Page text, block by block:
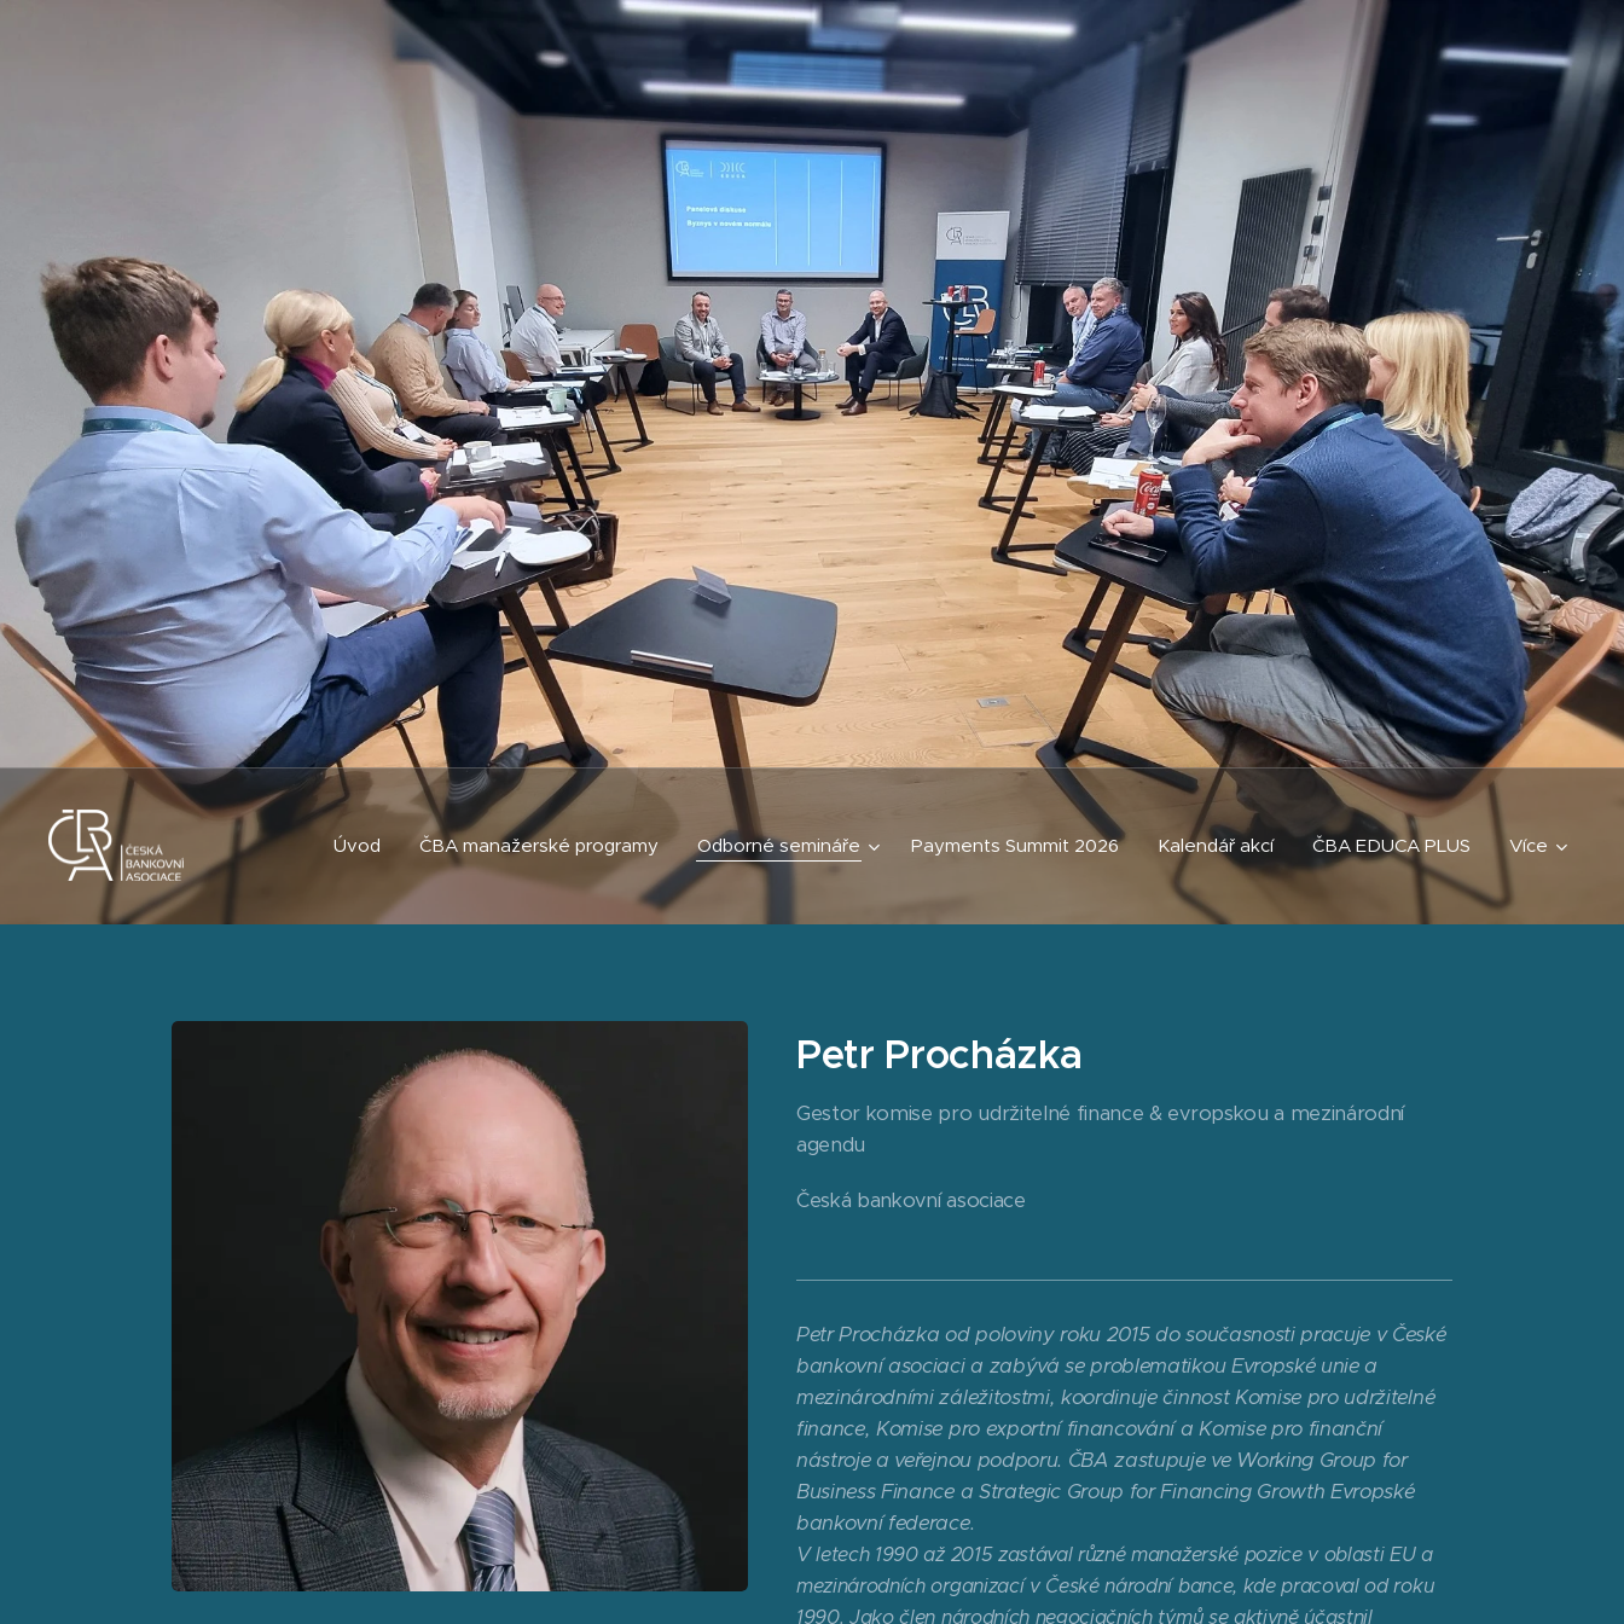
Úvod ČBA manažerské programy Odborné semináře Payments Summit 2026 Kalendář akcí ČBA EDUCA PLUS Více
Petr Procházka
Gestor komise pro udržitelné finance & evropskou a mezinárodní
agendu
Česká bankovní asociace
Petr Procházka od poloviny roku 2015 do současnosti pracuje v České
bankovní asociaci a zabývá se problematikou Evropské unie a
mezinárodními záležitostmi, koordinuje činnost Komise pro udržitelné
finance, Komise pro exportní financování a Komise pro finanční
nástroje a veřejnou podporu. ČBA zastupuje ve Working Group for
Business Finance a Strategic Group for Financing Growth Evropské
bankovní federace.
V letech 1990 až 2015 zastával různé manažerské pozice v oblasti EU a
mezinárodních organizací v České národní bance, kde pracoval od roku
1990. Jako člen národních negociačních týmů se aktivně účastnil